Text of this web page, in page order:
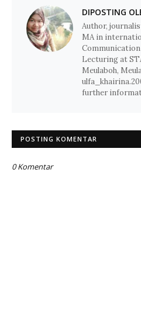
DIPOSTING
Author,
MA in
Lecturing at
Meulaboh,
further
POSTING KOMENTAR
0 Komentar